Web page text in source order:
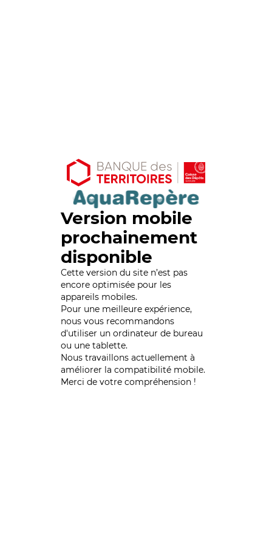
Version mobile
prochainement
disponible
Cette version du site n’est pas
encore optimisée pour les
appareils mobiles.
Pour une meilleure expérience,
nous vous recommandons
d'utiliser un ordinateur de bureau
ou une tablette.
Nous travaillons actuellement à
améliorer la compatibilité mobile.
Merci de votre compréhension !